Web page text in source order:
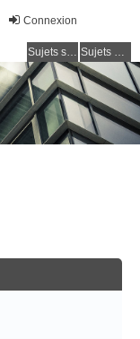
Connexion
Sujets sans réponse Sujets actifs